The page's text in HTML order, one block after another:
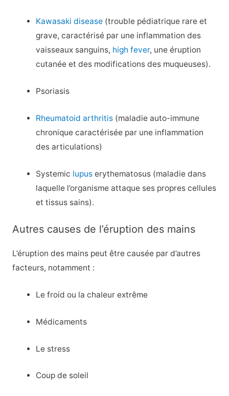
Kawasaki disease (trouble pédiatrique rare et
grave, caractérisé par une inflammation des
vaisseaux sanguins, high fever, une éruption
cutanée et des modifications des muqueuses).
Psoriasis
Rheumatoid arthritis (maladie auto-immune
chronique caractérisée par une inflammation
des articulations)
Systemic lupus erythematosus (maladie dans
laquelle l’organisme attaque ses propres cellules
et tissus sains).
Autres causes de l’éruption des mains
L’éruption des mains peut être causée par d’autres
facteurs, notamment :
Le froid ou la chaleur extrême
Médicaments
Le stress
Coup de soleil